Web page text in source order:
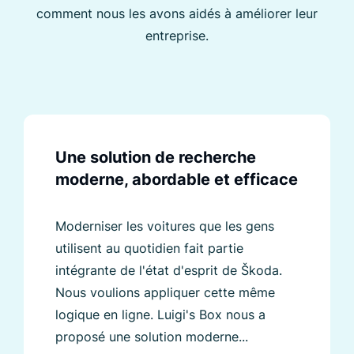
comment nous les avons aidés à améliorer leur
entreprise.
Une solution de recherche
moderne, abordable et efficace
Moderniser les voitures que les gens
utilisent au quotidien fait partie
intégrante de l'état d'esprit de Škoda.
Nous voulions appliquer cette même
logique en ligne. Luigi's Box nous a
proposé une solution moderne...